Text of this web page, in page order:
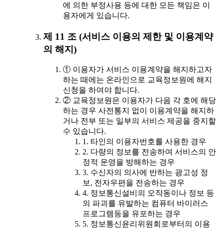
에 의한 부정사용 등에 대한 모든 책임은 이
용자에게 있습니다.
제 11 조 (서비스 이용의 제한 및 이용계약
의 해지)
① 이용자가 서비스 이용계약을 해지하고자
하는 때에는 온라인으로 교육정보원에 해지
신청을 하여야 합니다.
② 교육정보원은 이용자가 다음 각 호에 해당
하는 경우 사전통지 없이 이용계약을 해지하
거나 전부 또는 일부의 서비스 제공을 중지할
수 있습니다.
1. 타인의 이용자번호를 사용한 경우
2. 다량의 정보를 전송하여 서비스의 안
정적 운영을 방해하는 경우
3. 수신자의 의사에 반하는 광고성 정
보, 전자우편을 전송하는 경우
4. 정보통신설비의 오작동이나 정보 등
의 파괴를 유발하는 컴퓨터 바이러스
프로그램등을 유포하는 경우
5. 정보통신윤리위원회로부터의 이용